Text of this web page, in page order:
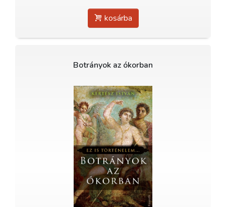
kosárba
Botrányok az ókorban